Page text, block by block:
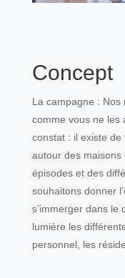
Concept
La campagne : Nos
comme vous ne les
constat : il existe
autour des maisons
épisodes et des
souhaitons donner
s’immerger dans le
lumière les
personnel, les